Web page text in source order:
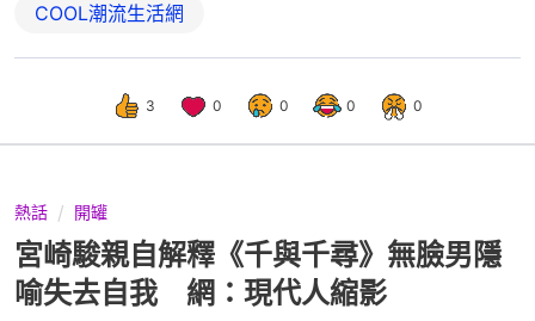
COOL潮流生活網
3 0 0 0 0
熱話 開罐
宮崎駿親自解釋《千與千尋》無臉男隱
喻失去自我 網：現代人縮影